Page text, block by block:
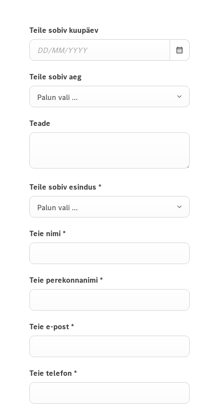
Teile sobiv kuupäev
Teile sobiv aeg
Palun vali ...
Teade
Teile sobiv esindus *
Palun vali ...
Teie nimi *
Teie perekonnanimi *
Teie e-post *
Teie telefon *